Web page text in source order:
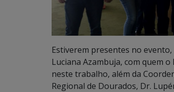
Estiverem presentes no
Luciana Azambuja, com quem
neste trabalho, além da
Regional de Dourados, Dr.